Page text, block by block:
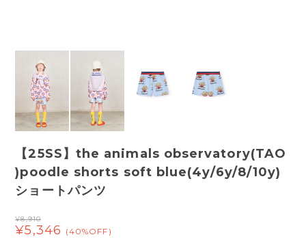
【25SS】the animals observatory(TAO
)poodle shorts soft blue(4y/6y/8/10y)
ショートパンツ
¥8,910
¥5,346 (40%OFF)